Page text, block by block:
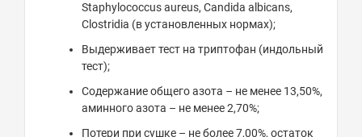
Staphylococcus aureus, Candida albicans,
Clostridia (в установленных нормах);
Выдерживает тест на триптофан (индольный
тест);
Содержание общего азота – не менее 13,50%,
аминного азота – не менее 2,70%;
Потери при сушке – не более 7,00%, остаток